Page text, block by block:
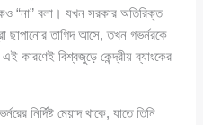
“না” বলা। যখন সরকার অতিরিক্ত
ছাপানোর তাগিদ আসে, তখন গভর্নরকে
কারণেই বিশ্বজুড়ে কেন্দ্রীয় ব্যাংকের
নির্দিষ্ট মেয়াদ থাকে, যাতে তিনি